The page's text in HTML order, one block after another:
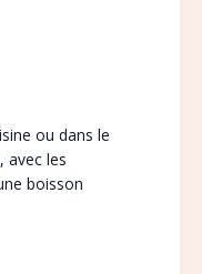
ou dans le
avec les
boisson